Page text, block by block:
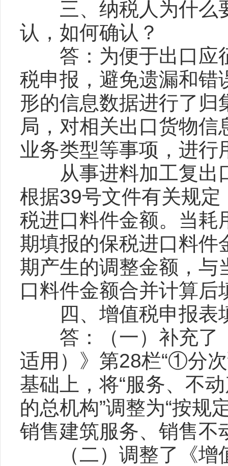
三、纳税人为什么
认，如何确认？
答：为便于出口应征
税申报，避免遗漏和错
形的信息数据进行了归
局，对相关出口货物
业务类型等事项，进行
从事进料加工复出口
根据39号文件有关规
税进口料件金额。当耗
期填报的保税进口料件
期产生的调整金额，与
口料件金额合并计算后
四、增值税申报表
答：（一）补充了《
适用）》第28栏“①分
基础上，将“服务、不
的总机构”调整为“按规
销售建筑服务、销售不
（二）调整了《增值